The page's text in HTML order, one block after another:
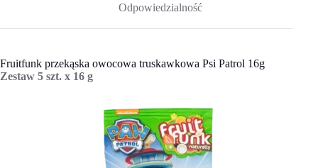
Odpowiedzialność
Fruitfunk przekąska owocowa truskawkowa Psi Patrol 16g
Zestaw 5 szt. x 16 g